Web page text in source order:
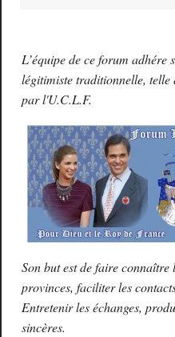
L’équipe de ce forum adhére
légitimiste traditionnelle, telle
par l'U.C.L.F.
Son but est de faire
provinces, faciliter les
Entretenir les échanges,
sincères.